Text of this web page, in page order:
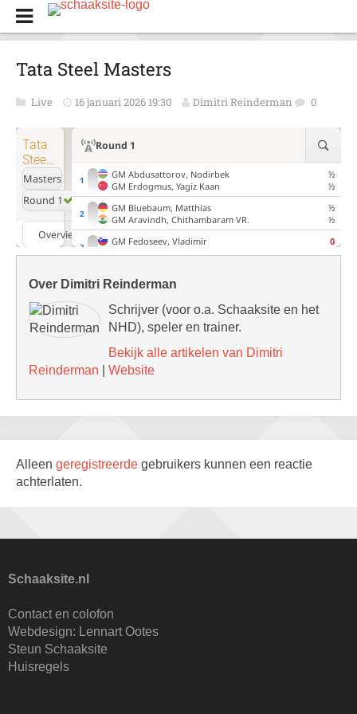
Tata Steel Masters
Live 16 januari 2026 19:30 Dimitri Reinderman 0
Over Dimitri Reinderman
Schrijver (voor o.a. Schaaksite en het
NHD), speler en trainer.
Bekijk alle artikelen van Dimitri
Reinderman
Website
Alleen geregistreerde gebruikers kunnen een reactie
achterlaten.
Schaaksite.nl
Contact en colofon
Webdesign: Lennart Ootes
Steun Schaaksite
Huisregels